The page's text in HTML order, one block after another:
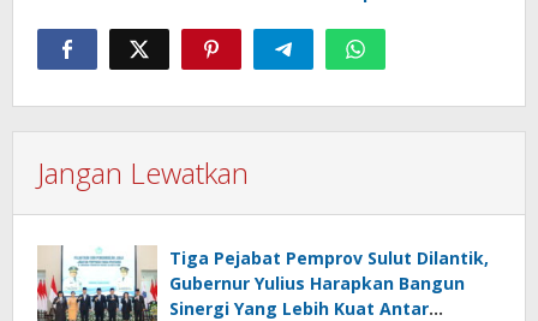
Jangan Lewatkan
Tiga Pejabat Pemprov Sulut Dilantik,
Gubernur Yulius Harapkan Bangun
Sinergi Yang Lebih Kuat Antar